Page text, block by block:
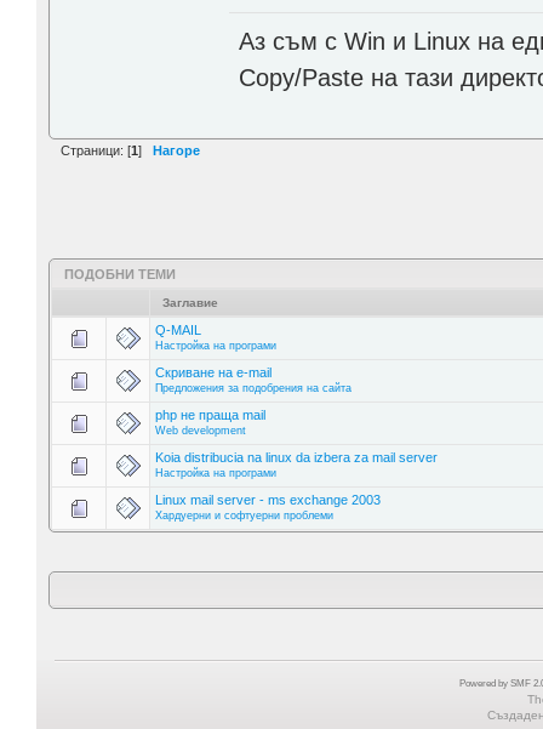
Аз съм с Win и Linux на
Copy/Paste на тази
Страници: [1 ] Нагоре
ПОДОБНИ ТЕМИ
Заглавие
Q-MAIL
Настройка на програми
Скриване на e-mail
Предложения за подобрения на сайта
php не праща mail
Web development
Koia distribucia na linux da izbera za mail server
Настройка на програми
Linux mail server - ms exchange 2003
Хардуерни и софтуерни проблеми
Powered by SMF